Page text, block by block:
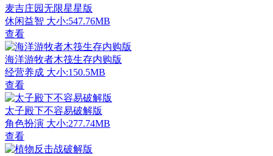
麦吉庄园无限星星版
休闲益智 大小:547.76MB
查看
海洋游牧者木筏生存内购版
经营养成 大小:150.5MB
查看
太子殿下不容易破解版
角色扮演 大小:277.74MB
查看